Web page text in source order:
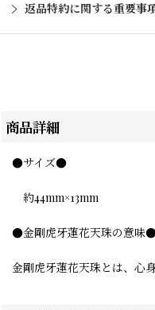
返品特約に関する重要事
商品詳細
●サイズ●
約44mm×13mm
●金剛虎牙蓮花天珠の意味
金剛虎牙蓮花天珠とは、心